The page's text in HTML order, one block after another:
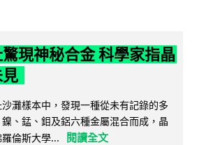
現神秘合金 科學家指晶
灘樣本中，發現一種從未有記錄的多
、錳、鉬及鋁六種金屬混合而成，晶
倫斯大學...
閱讀全文